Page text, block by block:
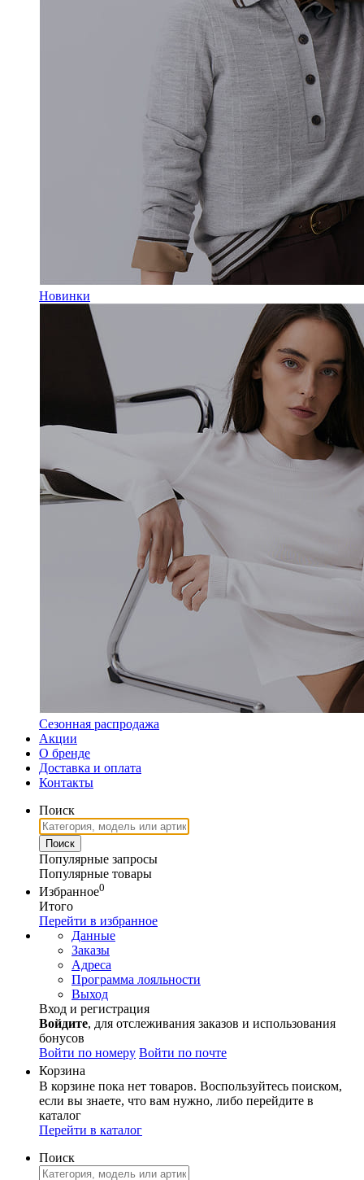
Новинки
Сезонная распродажа
Акции
О бренде
Доставка и оплата
Контакты
Поиск
Популярные запросы
Популярные товары
Избранное0
Итого
Перейти в избранное
Данные
Заказы
Адреса
Программа лояльности
Выход
Вход и регистрация
Войдите, для отслеживания заказов и использования
бонусов
Войти по номеру Войти по почте
Корзина
В корзине пока нет товаров. Воспользуйтесь поиском,
если вы знаете, что вам нужно, либо перейдите в
каталог
Перейти в каталог
Поиск